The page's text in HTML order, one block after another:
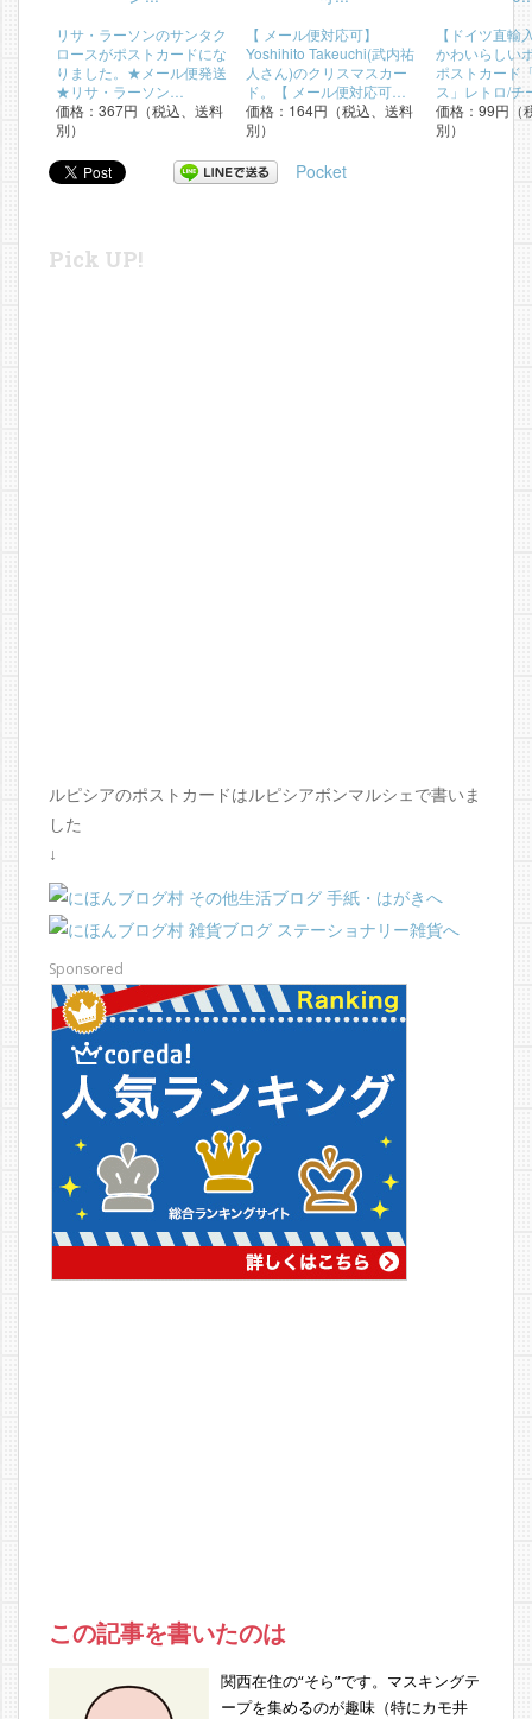
リサ・ラーソンのサンタク
ロースがポストカードにな
りました。★メール便発送
★リサ・ラーソン…
価格：367円（税込、送料
別）
【 メール便対応可】
Yoshihito Takeuchi(武内祐
人さん)のクリスマスカー
ド。【 メール便対応可…
価格：164円（税込、送料
別）
【ドイツ直輸
かわいらしい
ポストカード
ス」レトロ/
価格：99円（
別）
Pocket
Pick UP!
ルピシアのポストカードはルピシアボンマルシェで書いま
した
↓
Sponsored
この記事を書いたのは
関西在住の“そら”です。マスキングテ
ープを集めるのが趣味（特にカモ井